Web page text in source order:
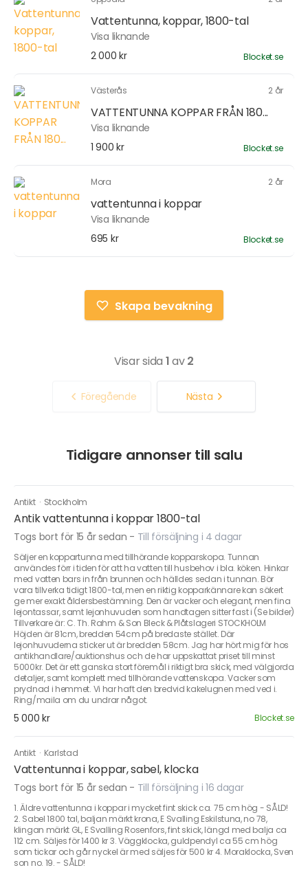
Vattentunna, koppar, 1800-tal
Visa liknande
2 000 kr
Blocket.se
Västerås 2 år
VATTENTUNNA KOPPAR FRÅN 180...
Visa liknande
1 900 kr
Blocket.se
Mora 2 år
vattentunna i koppar
Visa liknande
695 kr
Blocket.se
Skapa bevakning
Visar sida 1av2
Föregående Nästa
Tidigare annonser till salu
Antikt · Stockholm
Antik vattentunna i koppar 1800-tal
Togs bort för 15 år sedan - Till försäljning i 4 dagar
Säljer en koppartunna med tillhörande kopparskopa. Tunnan
användes förr i tiden för att ha vatten till husbehov i bla. köken. Hinkar
med vatten bars in från brunnen och hälldes sedan i tunnan. Bör
vara tillverka tidigt 1800-tal, men en riktig kopparkännare kan säkert
ge mer exakt åldersbestämning. Den är vacker och elegant, men fina
lejontassar, samt lejonhuvuden som handtagen sitter fast i (Se bilder)
Tillverkare är: C. Th. Rahm & Son Bleck & Plåtslageri STOCKHOLM
Höjden är 81cm, bredden 54cm på bredaste stället. Där
lejonhuvuderna sticker ut är bredden 58cm. Jag har hört mig för hos
antikhandlare/auktionshus och de har uppskattat priset till minst
5000kr. Det är ett ganska stort föremål i riktigt bra skick, med välgjorda
detaljer, samt komplett med tillhörande vattenskopa. Vacker som
prydnad i hemmet. Vi har haft den bredvid kakelugnen med ved i.
Ring/maila om du undrar något.
5 000 kr Blocket.se
Antikt · Karlstad
Vattentunna i koppar, sabel, klocka
Togs bort för 15 år sedan - Till försäljning i 16 dagar
1. Äldre vattentunna i koppar i mycket fint skick ca. 75 cm hög - SÅLD!
2. Sabel 1800 tal, baljan märkt krona, E Svalling Eskilstuna, no 78,
klingan märkt GL, E Svalling Rosenfors, fint skick, längd med balja ca
112 cm. Säljes för 1400 kr 3. Väggklocka, guldpendyl ca 55 cm hög
som tickar och går nyckel är med säljes för 500 kr 4. Moraklocka, Sven
son no. 19. - SÅLD!